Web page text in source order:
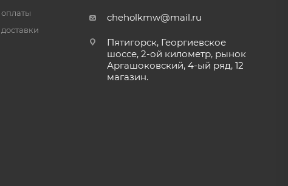
cheholkmw@mail.ru
Пятигорск, Георгиевское
шоссе, 2-ой километр, рынок
Аргашоковский, 4-ый ряд, 12
магазин.